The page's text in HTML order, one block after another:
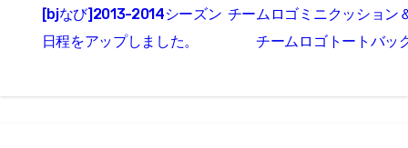
稿
[bjなび]2013-2014シーズン
日程をアップしました。
チームロゴミニクッション
チームロゴトートバッ